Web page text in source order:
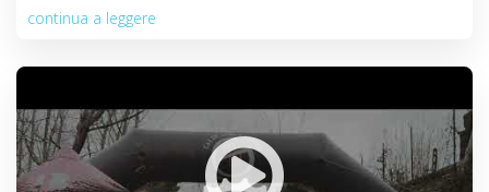
continua a leggere